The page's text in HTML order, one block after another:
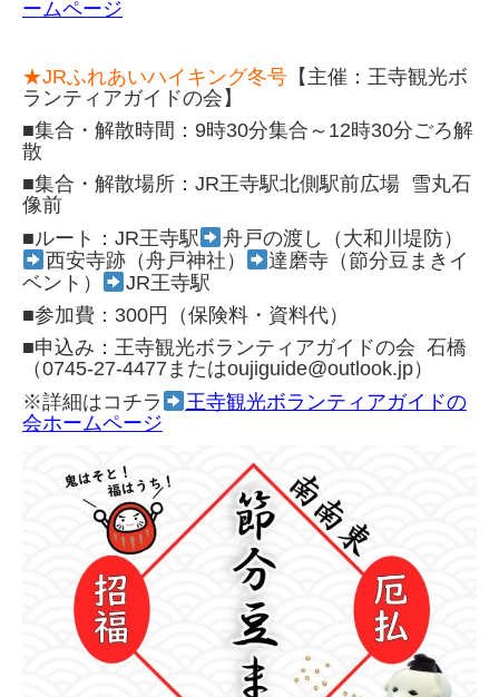
ームページ
★JRふれあいハイキング冬号 【主催：王寺観光ボ
ランティアガイドの会】
■集合・解散時間：9時30分集合～12時30分ごろ解
散
■集合・解散場所：JR王寺駅北側駅前広場 雪丸石
像前
■ルート：JR王寺駅
舟戸の渡し（大和川堤防）
西安寺跡（舟戸神社）
達磨寺（節分豆まきイ
ベント）
JR王寺駅
■参加費：300円（保険料・資料代）
■申込み：王寺観光ボランティアガイドの会 石橋
（0745-27-4477またはoujiguide@outlook.jp）
※詳細はコチラ
王寺観光ボランティアガイドの
会ホームページ